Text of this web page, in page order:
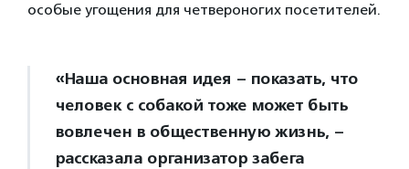
особые угощения для четвероногих посетителей.
«Наша основная идея – показать, что
человек с собакой тоже может быть
вовлечен в общественную жизнь, –
рассказала организатор забега